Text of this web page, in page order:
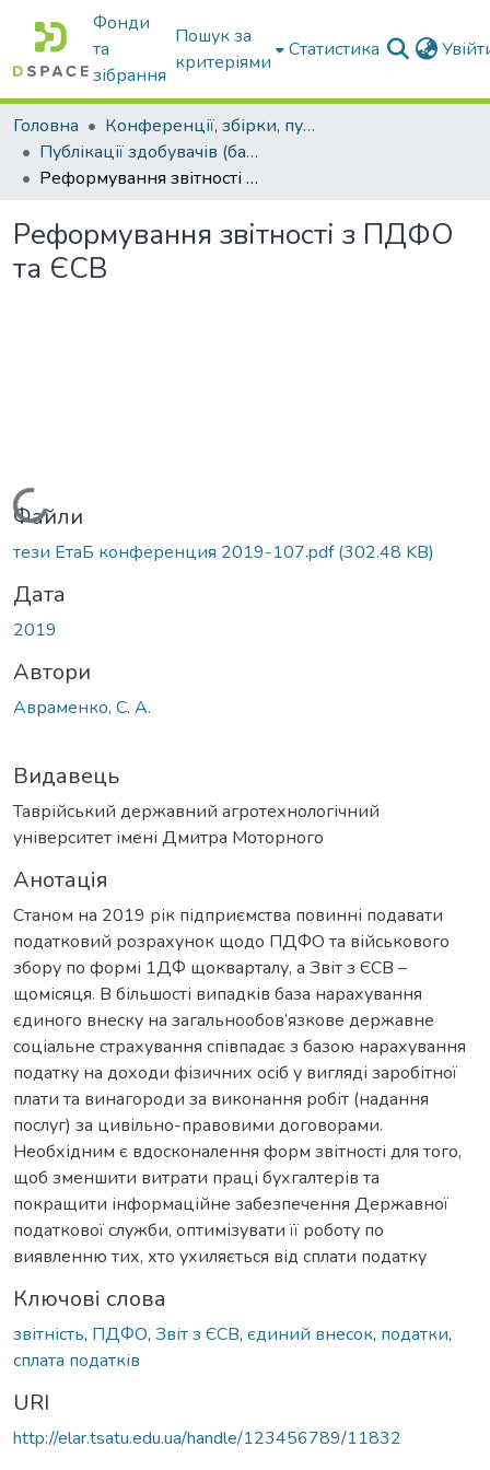
Фонди
та
зібрання
Пошук за
критеріями
Статистика
Головна
Конференції, збірки, публікації молодих вчених і здобувачів : магістрів, бакалаврів, аспірантів.
Публікації здобувачів (бакалаврів. магістрів, аспірантів)
Реформування звітності з ПДФО та ЄСВ
Реформування звітності з ПДФО
та ЄСВ
Вантажиться...
Файли
тези ЕтаБ конференция 2019-107.pdf(302.48 KB)
Дата
2019
Автори
Авраменко, С. А.
Видавець
Таврійський державний агротехнологічний
університет імені Дмитра Моторного
Анотація
Станом на 2019 рік підприємства повинні подавати
податковий розрахунок щодо ПДФО та військового
збору по формі 1ДФ щокварталу, а Звіт з ЄСВ –
щомісяця. В більшості випадків база нарахування
єдиного внеску на загальнообов’язкове державне
соціальне страхування співпадає з базою нарахування
податку на доходи фізичних осіб у вигляді заробітної
плати та винагороди за виконання робіт (надання
послуг) за цивільно-правовими договорами.
Необхідним є вдосконалення форм звітності для того,
щоб зменшити витрати праці бухгалтерів та
покращити інформаційне забезпечення Державної
податкової служби, оптимізувати її роботу по
виявленню тих, хто ухиляється від сплати податку
Ключові слова
звітність, ПДФО, Звіт з ЄСВ, єдиний внесок, податки,
сплата податків
URI
http://elar.tsatu.edu.ua/handle/123456789/11832